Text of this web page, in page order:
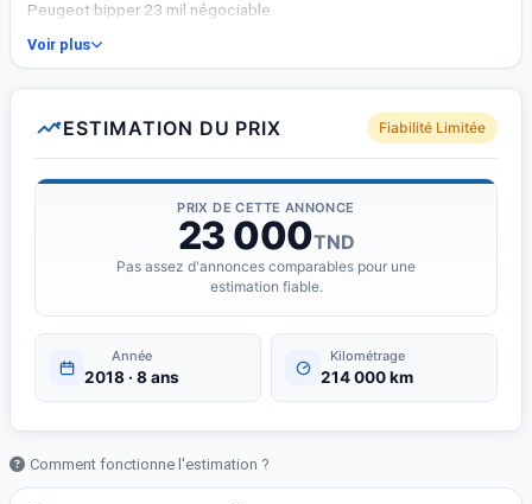
Peugeot bipper 23 mil négociable
Voir plus
ESTIMATION DU PRIX Fiabilité Limitée
PRIX DE CETTE ANNONCE
23 000TND
Pas assez d'annonces comparables pour une
estimation fiable.
Année
2018 · 8 ans
Kilométrage
214 000 km
Comment fonctionne l'estimation ?